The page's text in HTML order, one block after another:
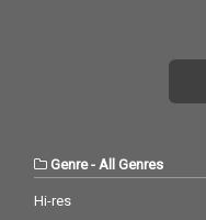
を、リアルタイムで浴
ルへの深い愛情に満ち
たサウンドとヴォーカ
ルで、モダンかつフレ
クスでまとめあげた、
傑作カヴァーとなっ
た。
Genre- All Genres
Hi-res